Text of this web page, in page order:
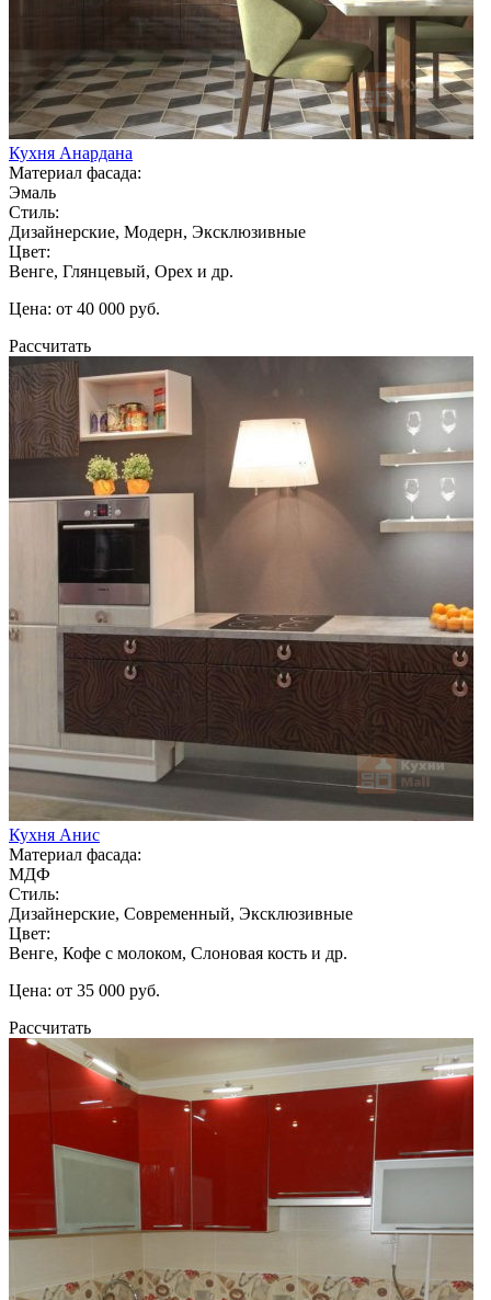
Кухня Анардана
Материал фасада:
Эмаль
Стиль:
Дизайнерские, Модерн, Эксклюзивные
Цвет:
Венге, Глянцевый, Орех и др.
Цена: от 40 000 руб.
Рассчитать
Кухня Анис
Материал фасада:
МДФ
Стиль:
Дизайнерские, Современный, Эксклюзивные
Цвет:
Венге, Кофе с молоком, Слоновая кость и др.
Цена: от 35 000 руб.
Рассчитать